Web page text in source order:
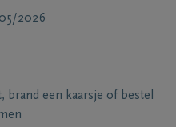
2026
brand een kaarsje of bestel